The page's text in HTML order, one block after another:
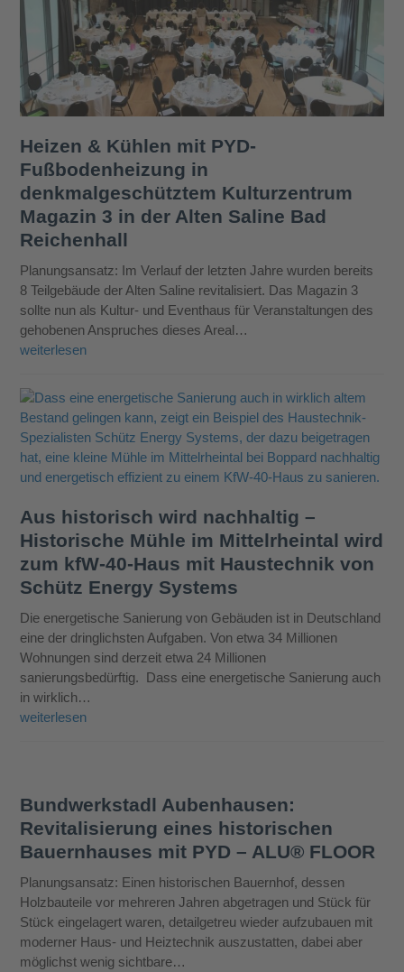
Heizen & Kühlen mit PYD-
Fußbodenheizung in
denkmalgeschütztem Kulturzentrum
Magazin 3 in der Alten Saline Bad
Reichenhall
Planungsansatz: Im Verlauf der letzten Jahre wurden bereits
8 Teilgebäude der Alten Saline revitalisiert. Das Magazin 3
sollte nun als Kultur- und Eventhaus für Veranstaltungen des
gehobenen Anspruches dieses Areal…
weiterlesen
Aus historisch wird nachhaltig –
Historische Mühle im Mittelrheintal wird
zum kfW-40-Haus mit Haustechnik von
Schütz Energy Systems
Die energetische Sanierung von Gebäuden ist in Deutschland
eine der dringlichsten Aufgaben. Von etwa 34 Millionen
Wohnungen sind derzeit etwa 24 Millionen
sanierungsbedürftig. Dass eine energetische Sanierung auch
in wirklich…
weiterlesen
Bundwerkstadl Aubenhausen:
Revitalisierung eines historischen
Bauernhauses mit PYD – ALU® FLOOR
Planungsansatz: Einen historischen Bauernhof, dessen
Holzbauteile vor mehreren Jahren abgetragen und Stück für
Stück eingelagert waren, detailgetreu wieder aufzubauen mit
moderner Haus- und Heiztechnik auszustatten, dabei aber
möglichst wenig sichtbare…